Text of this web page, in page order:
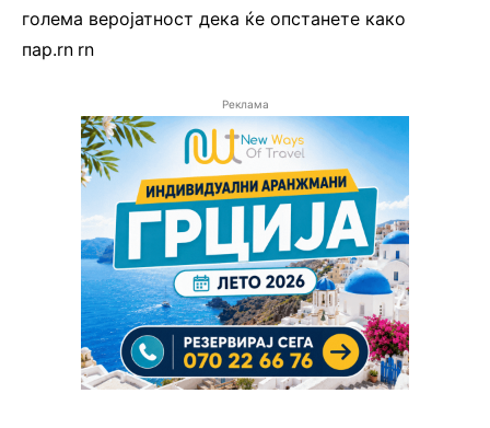
голема веројатност дека ќе опстанете како
пар.rn rn
Реклама